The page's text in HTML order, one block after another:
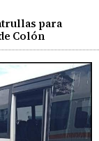
para
Colón